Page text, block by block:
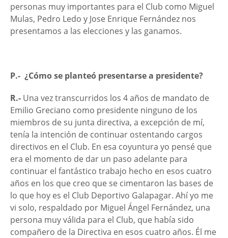
personas muy importantes para el Club como Miguel
Mulas, Pedro Ledo y Jose Enrique Fernández nos
presentamos a las elecciones y las ganamos.
P.- ¿Cómo se planteó presentarse a presidente?
R.- Una vez transcurridos los 4 años de mandato de
Emilio Greciano como presidente ninguno de los
miembros de su junta directiva, a excepción de mí,
tenía la intención de continuar ostentando cargos
directivos en el Club. En esa coyuntura yo pensé que
era el momento de dar un paso adelante para
continuar el fantástico trabajo hecho en esos cuatro
años en los que creo que se cimentaron las bases de
lo que hoy es el Club Deportivo Galapagar. Ahí yo me
vi solo, respaldado por Miguel Ángel Fernández, una
persona muy válida para el Club, que había sido
compañero de la Directiva en esos cuatro años. Él me